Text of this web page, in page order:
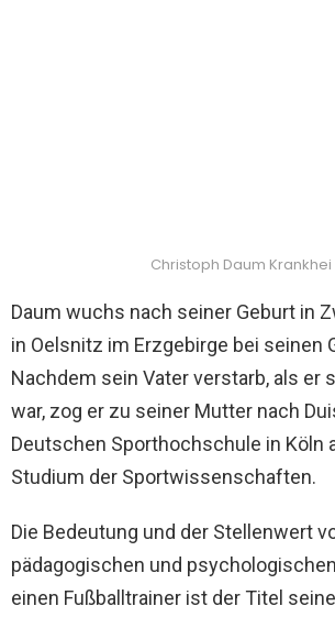
Christoph Daum Krankhei
Daum wuchs nach seiner Geburt in
in Oelsnitz im Erzgebirge bei seinen
Nachdem sein Vater verstarb, als er
war, zog er zu seiner Mutter nach
Deutschen Sporthochschule in Köln
Studium der Sportwissenschaften.
Die Bedeutung und der Stellenwert
pädagogischen und
einen Fußballtrainer ist der Titel